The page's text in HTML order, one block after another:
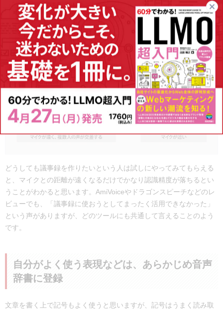
音声入力でしっかり認識させるためには、マイクとの距離が近いこ
とが重要になります。会議は、複数人の声が交差するほか、全員の
真ん中に置くとどうしてもマイクとの距離が遠くなるため、まとも
に認識させることができません。
どうしても議事録を作りたいという人は試しにやってみてもらえる
と、マイクとの距離が遠くなるだけでかなり認識精度が落ちるとい
うことがわかると思います。AmiVoiceやドラゴンスピーチなどのレ
ビューでも、「議事録に使おうとしてまったく活用できなかった」
という声がありますが、どのツールにも共通して言えることのよう
です。
自分がよく使う表現などは、あらかじめ音声
辞書に登録
文章を書く上で記号もよく使うと思いますが、記号はうまく読み取